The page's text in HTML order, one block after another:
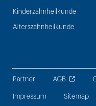
Kinderzahnheilkunde
Alterszahnheilkunde
Partner AGB
Impressum Sitemap